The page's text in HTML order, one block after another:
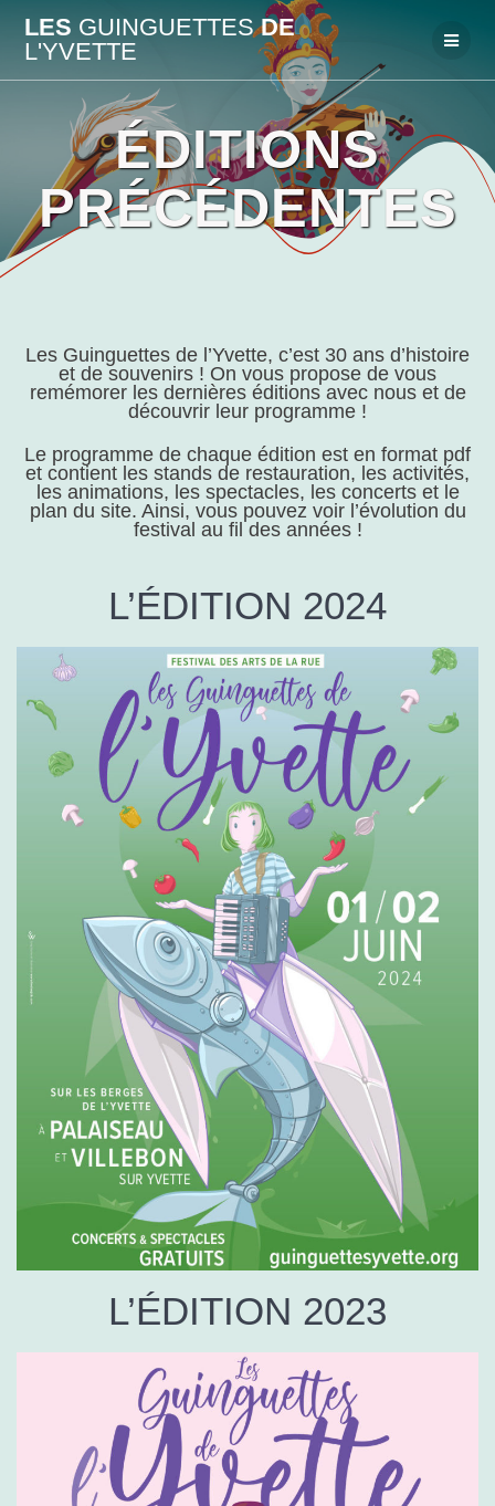
Passer
au
contenu
LES GUINGUETTESDE
L'YVETTE
ÉDITIONS
PRÉCÉDENTES
Les Guinguettes de l’Yvette, c’est 30 ans d’histoire
et de souvenirs ! On vous propose de vous
remémorer les dernières éditions avec nous et de
découvrir leur programme !
Le programme de chaque édition est en format pdf
et contient les stands de restauration, les activités,
les animations, les spectacles, les concerts et le
plan du site. Ainsi, vous pouvez voir l’évolution du
festival au fil des années !
L’ÉDITION 2024
L’ÉDITION 2023